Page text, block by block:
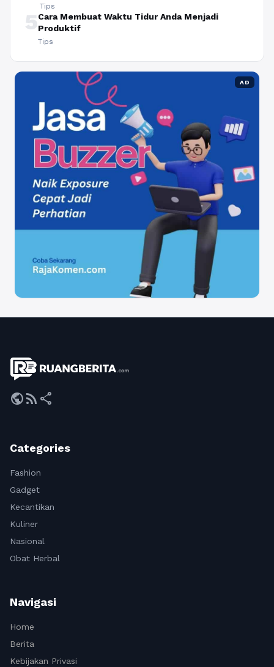
Tips
5Cara Membuat Waktu Tidur Anda Menjadi
Produktif
Tips
AD
publicrss_feed share
Categories
Fashion
Gadget
Kecantikan
Kuliner
Nasional
Obat Herbal
Navigasi
Home
Berita
Kebijakan Privasi